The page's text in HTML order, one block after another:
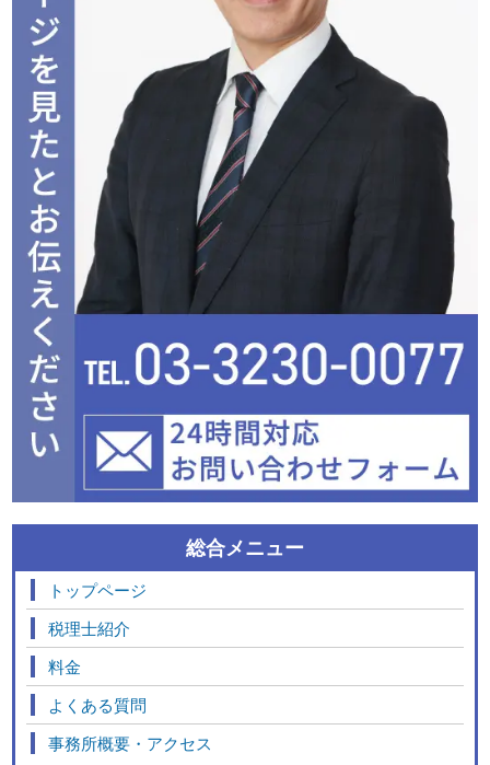
総合メニュー
トップページ
税理士紹介
料金
よくある質問
事務所概要・アクセス